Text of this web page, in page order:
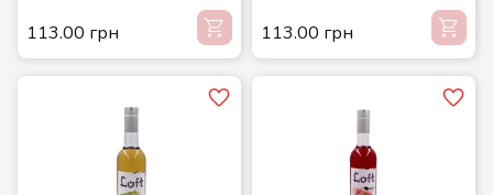
113.00 грн
113.00 грн